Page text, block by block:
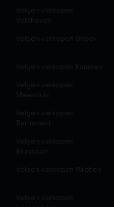
Velgen verkopen
Veldhoven
Velgen verkopen Sneek
Velgen verkopen Kampen
Velgen verkopen
Maassluis
Velgen verkopen
Barneveld
Velgen verkopen
Brunssum
Velgen verkopen Wijchen
Velgen verkopen